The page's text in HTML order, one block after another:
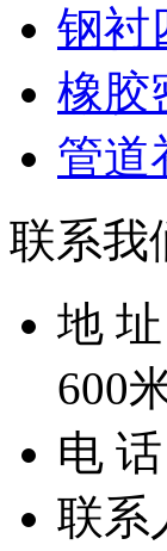
钢衬
橡胶
管道
联系我
地
600
电
联系